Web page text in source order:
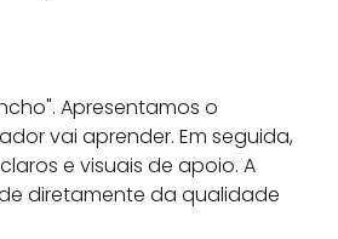
Apresentamos o
vai aprender. Em seguida,
e visuais de apoio. A
diretamente da qualidade